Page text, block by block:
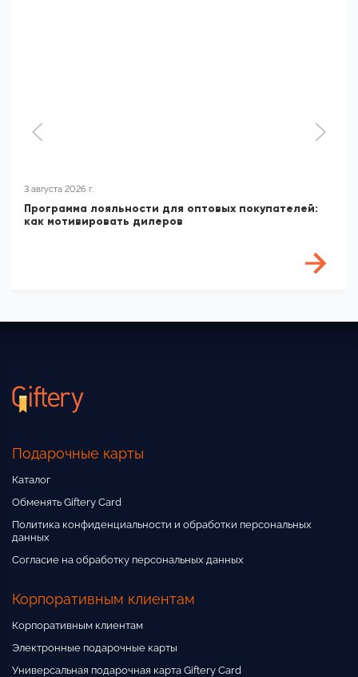
3 августа 2026 г.
Программа лояльности для оптовых покупателей:
как мотивировать дилеров
Подарочные карты
Каталог
Обменять Giftery Card
Политика конфиденциальности и обработки персональных
данных
Согласие на обработку персональных данных
Корпоративным клиентам
Корпоративным клиентам
Электронные подарочные карты
Универсальная подарочная карта Giftery Card